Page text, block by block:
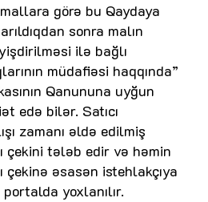
mallara görə bu Qaydaya
sonra malın
ilə bağlı
müdafiəsi haqqında”
Qanununa uyğun
edə bilər. Satıcı
zamanı əldə edilmiş
çekini tələb edir və həmin
əsasən istehlakçıya
yoxlanılır.